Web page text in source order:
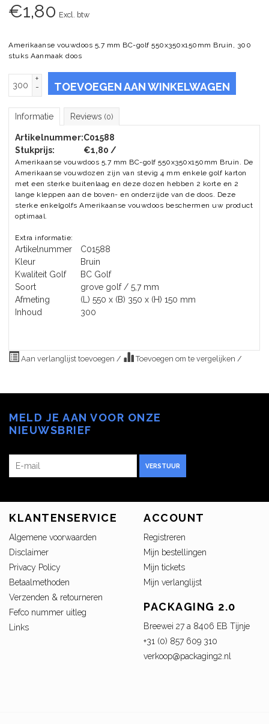
€1,80 Excl. btw
Amerikaanse vouwdoos 5,7 mm BC-golf 550x350x150mm Bruin, 300
stuks Aanmaak doos
+
-
TOEVOEGEN AAN WINKELWAGEN
Informatie Reviews (0)
Artikelnummer:C01588
Stukprijs:
€1,80 /
Amerikaanse vouwdoos 5,7 mm BC-golf 550x350x150mm Bruin. De
Amerikaanse vouwdozen zijn van stevig 4 mm enkele golf karton
met een sterke buitenlaag en deze dozen hebben 2 korte en 2
lange kleppen aan de boven- en onderzijde van de doos. Deze
sterke enkelgolfs Amerikaanse vouwdoos beschermen uw product
optimaal.
Extra informatie:
Artikelnummer
C01588
Kleur
Bruin
Kwaliteit Golf
BC Golf
Soort
grove golf / 5,7 mm
Afmeting
(L) 550 x (B) 350 x (H) 150 mm
Inhoud
300
Aan verlanglijst toevoegen / Toevoegen om te vergelijken /
MELD JE AAN VOOR ONZE
NIEUWSBRIEF
VERSTUUR
KLANTENSERVICE
Algemene voorwaarden
Disclaimer
Privacy Policy
Betaalmethoden
Verzenden & retourneren
Fefco nummer uitleg
Links
ACCOUNT
Registreren
Mijn bestellingen
Mijn tickets
Mijn verlanglijst
PACKAGING 2.0
Breewei 27 a 8406 EB Tijnje
+31 (0) 857 609 310
verkoop@packaging2.nl